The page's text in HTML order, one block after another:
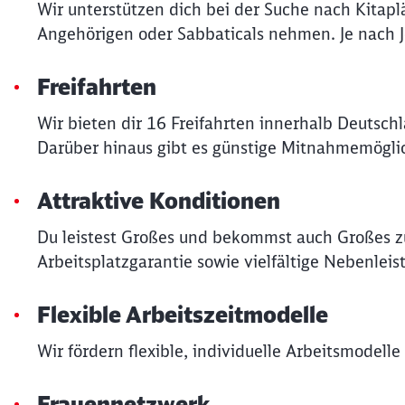
Wir unterstützen dich bei der Suche nach
Angehörigen oder Sabbaticals nehmen. Je
Freifahrten
Wir bieten dir 16 Freifahrten innerhalb
Darüber hinaus gibt es günstige
Attraktive Konditionen
Du leistest Großes und bekommst auch
Arbeitsplatzgarantie sowie vielfältige
Flexible Arbeitszeitmodelle
Wir fördern flexible, individuelle